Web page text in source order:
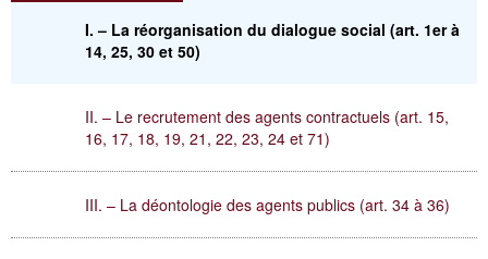
I. – La réorganisation du dialogue social (art. 1er à
14, 25, 30 et 50)
II. – Le recrutement des agents contractuels (art. 15,
16, 17, 18, 19, 21, 22, 23, 24 et 71)
III. – La déontologie des agents publics (art. 34 à 36)